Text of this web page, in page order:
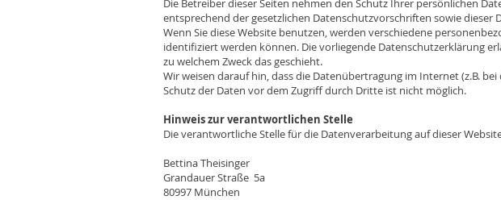
Die Betreiber dieser Seiten nehmen den Schutz Ihrer persönlichen
entsprechend der gesetzlichen Datenschutzvorschriften sowie dieser
Wenn Sie diese Website benutzen, werden verschiedene
identifiziert werden können. Die vorliegende Datenschutzerklärung
zu welchem Zweck das geschieht.
Wir weisen darauf hin, dass die Datenübertragung im Internet (z.B.
Schutz der Daten vor dem Zugriff durch Dritte ist nicht möglich.
Hinweis zur verantwortlichen Stelle
Die verantwortliche Stelle für die Datenverarbeitung auf dieser
Bettina Theisinger
Grandauer Straße 5a
80997 München